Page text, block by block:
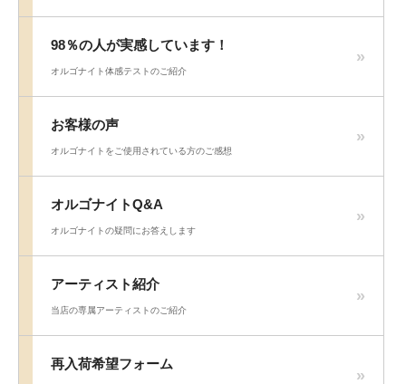
98％の人が実感しています！
オルゴナイト体感テストのご紹介
お客様の声
オルゴナイトをご使用されている方のご感想
オルゴナイトQ&A
オルゴナイトの疑問にお答えします
アーティスト紹介
当店の専属アーティストのご紹介
再入荷希望フォーム